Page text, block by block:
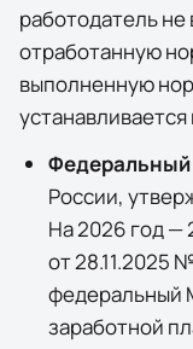
работодатель
отработанную
выполненную
России,
На 2026 год —
от 28.11.2025
федеральный
заработной